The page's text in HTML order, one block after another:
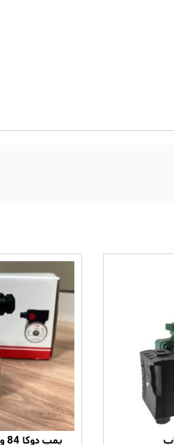
پمپ دوکا 84 وات ( جایگزین ویلو )